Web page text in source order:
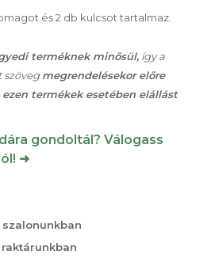
és 2 db kulcsot tartalmaz.
terméknek minősül, így a
szövegmegrendelésekor előre
ezen termékek esetében elállást
gondoltál? Válogass
➜